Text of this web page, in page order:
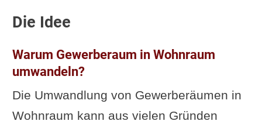
Entwicklungen: warum werden
Gewerbeflächen in Wohnraum
umgewandelt?
Umfrage: Was findest du
Die Idee
Warum Gewerberaum in Wohnraum
umwandeln?
Die Umwandlung von Gewerberäumen in
Wohnraum kann aus vielen Gründen